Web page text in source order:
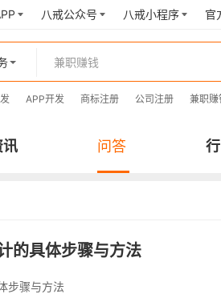
八戒公众号 八戒小程序 官
APP开发 商标注册 公司注册 兼职赚
讯 问答
的具体步骤与方法
步骤与方法